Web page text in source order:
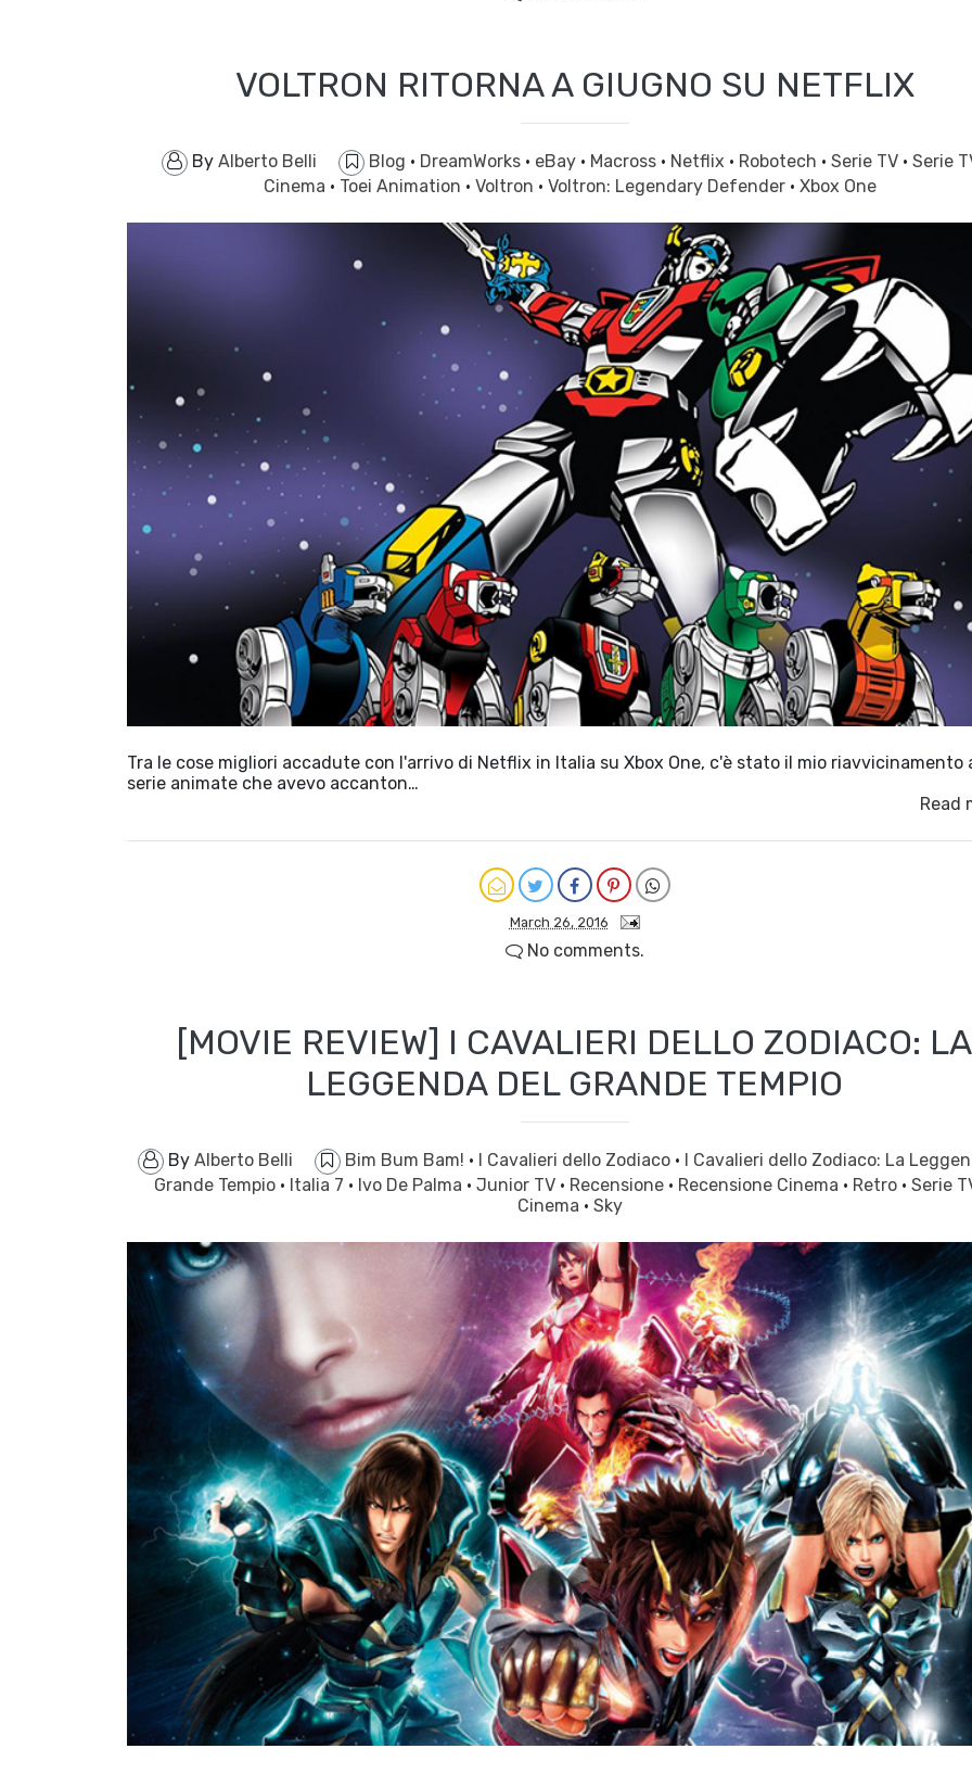
VOLTRON RITORNA A GIUGNO SU NETFLIX
By Alberto Belli Blog · DreamWorks · eBay · Macross · Netflix · Robotech · Serie TV · Serie
Cinema · Toei Animation · Voltron · Voltron: Legendary Defender · Xbox One
Tra le cose migliori accadute con l'arrivo di Netflix in Italia su Xbox One, c'è stato il mio riavvicinamento
serie animate che avevo accanton…
Read
March 26, 2016
No comments.
[MOVIE REVIEW] I CAVALIERI DELLO ZODIACO: LA
LEGGENDA DEL GRANDE TEMPIO
By Alberto Belli Bim Bum Bam! · I Cavalieri dello Zodiaco · I Cavalieri dello Zodiaco: La
Grande Tempio · Italia 7 · Ivo De Palma · Junior TV · Recensione · Recensione Cinema · Retro · Serie
Cinema · Sky